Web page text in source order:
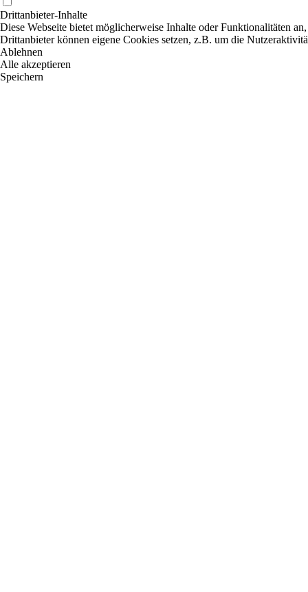
Drittanbieter-Inhalte
Diese Webseite bietet möglicherweise Inhalte oder Funktionalitäten
Drittanbieter können eigene Cookies setzen, z.B. um die
Ablehnen
Alle akzeptieren
Speichern